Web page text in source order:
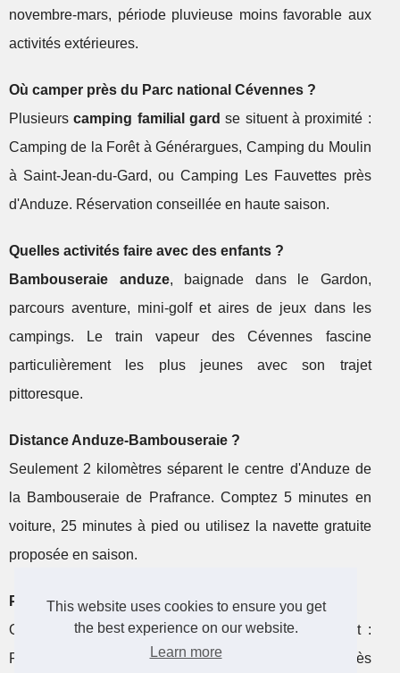
This website uses cookies to ensure you get
the best experience on our website.
Learn more
novembre-mars, période pluvieuse moins favorable aux
activités extérieures.
Où camper près du Parc national Cévennes ?
Plusieurscamping familial gard se situent à proximité :
Camping de la Forêt à Générargues, Camping du Moulin
à Saint-Jean-du-Gard, ou Camping Les Fauvettes près
d'Anduze. Réservation conseillée en haute saison.
Quelles activités faire avec des enfants ?
Bambouseraie anduze, baignade dans le Gardon,
parcours aventure, mini-golf et aires de jeux dans les
campings. Le train vapeur des Cévennes fascine
particulièrement les plus jeunes avec son trajet
pittoresque.
Distance Anduze-Bambouseraie ?
Seulement 2 kilomètres séparent le centre d'Anduze de
la Bambouseraie de Prafrance. Comptez 5 minutes en
voiture, 25 minutes à pied ou utilisez la navette gratuite
proposée en saison.
Peut-on se baigner dans le Gardon ?
Oui ! Plusieurs zones de baignade naturelle existent :
Plan de Brie à Anduze, plages de Mialet, ou spots près